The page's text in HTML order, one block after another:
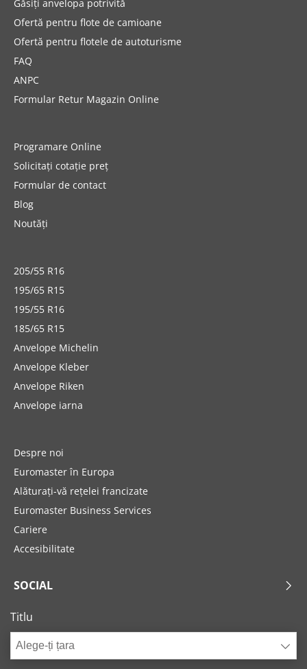
Găsiți anvelopa potrivită
Ofertă pentru flote de camioane
Ofertă pentru flotele de autoturisme
FAQ
ANPC
Formular Retur Magazin Online
Programare Online
Solicitați cotație preț
Formular de contact
Blog
Noutăți
205/55 R16
195/65 R15
195/55 R16
185/65 R15
Anvelope Michelin
Anvelope Kleber
Anvelope Riken
Anvelope iarna
Despre noi
Euromaster în Europa
Alăturați-vă rețelei francizate
Euromaster Business Services
Cariere
Accesibilitate
SOCIAL
Titlu
Alege-ți țara